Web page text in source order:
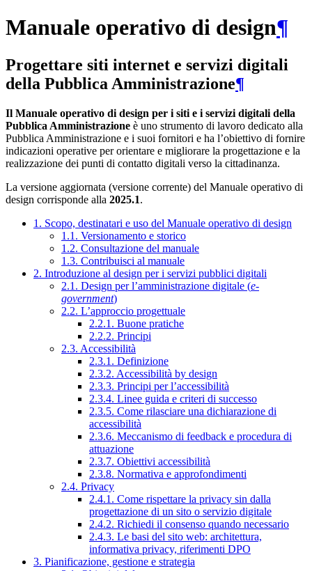
Manuale operativo di design¶
Progettare siti internet e servizi digitali
della Pubblica Amministrazione¶
Il Manuale operativo di design per i siti e i servizi digitali della
Pubblica Amministrazione è uno strumento di lavoro dedicato alla
Pubblica Amministrazione e i suoi fornitori e ha l’obiettivo di fornire
indicazioni operative per orientare e migliorare la progettazione e la
realizzazione dei punti di contatto digitali verso la cittadinanza.
La versione aggiornata (versione corrente) del Manuale operativo di
design corrisponde alla 2025.1.
1. Scopo, destinatari e uso del Manuale operativo di design
1.1. Versionamento e storico
1.2. Consultazione del manuale
1.3. Contribuisci al manuale
2. Introduzione al design per i servizi pubblici digitali
2.1. Design per l’amministrazione digitale (e-
government)
2.2. L’approccio progettuale
2.2.1. Buone pratiche
2.2.2. Principi
2.3. Accessibilità
2.3.1. Definizione
2.3.2. Accessibilità by design
2.3.3. Principi per l’accessibilità
2.3.4. Linee guida e criteri di successo
2.3.5. Come rilasciare una dichiarazione di
accessibilità
2.3.6. Meccanismo di feedback e procedura di
attuazione
2.3.7. Obiettivi accessibilità
2.3.8. Normativa e approfondimenti
2.4. Privacy
2.4.1. Come rispettare la privacy sin dalla
progettazione di un sito o servizio digitale
2.4.2. Richiedi il consenso quando necessario
2.4.3. Le basi del sito web: architettura,
informativa privacy, riferimenti DPO
3. Pianificazione, gestione e strategia